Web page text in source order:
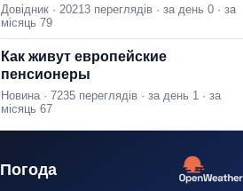
Довідник · 20213 переглядів · за день 0 · за
місяць 79
Как живут европейские
пенсионеры
Новина · 7235 переглядів · за день 1 · за
місяць 67
Погода